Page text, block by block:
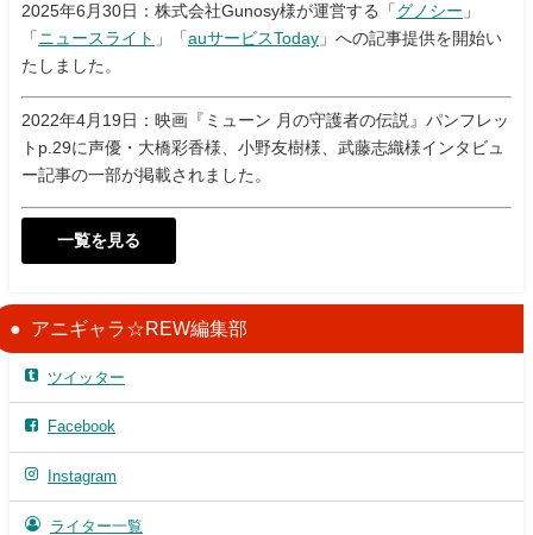
2025年6月30日：株式会社Gunosy様が運営する「 グノシー 」
「 ニュースライト 」「auサービスToday 」への記事提供を開始い
たしました。
2022年4月19日：映画『ミューン 月の守護者の伝説』パンフレッ
トp.29に声優・大橋彩香様、小野友樹様、武藤志織様インタビュ
ー記事の一部が掲載されました。
一覧を見る
アニギャラ☆REW編集部
ツイッター
Facebook
Instagram
ライター一覧